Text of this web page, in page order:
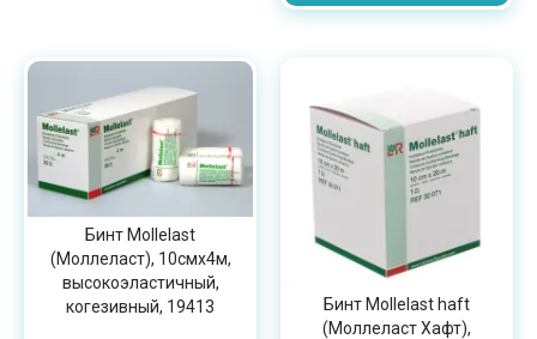
Бинт Mollelast
(Моллеласт), 10смх4м,
высокоэластичный,
когезивный, 19413
Бинт Mollelast haft
(Моллеласт Хафт),